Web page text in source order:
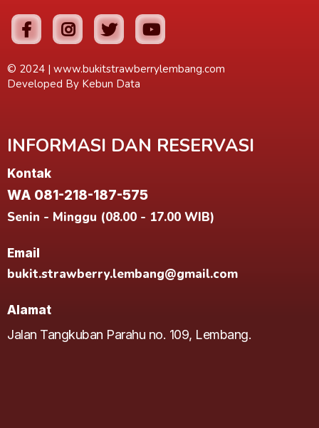
© 2024 | www.bukitstrawberrylembang.com
Developed By Kebun Data
INFORMASI DAN RESERVASI
Kontak
WA 081-218-187-575
Senin - Minggu (08.00 - 17.00 WIB)
Email
bukit.strawberry.lembang@gmail.com
Alamat
Jalan Tangkuban Parahu no. 109, Lembang.